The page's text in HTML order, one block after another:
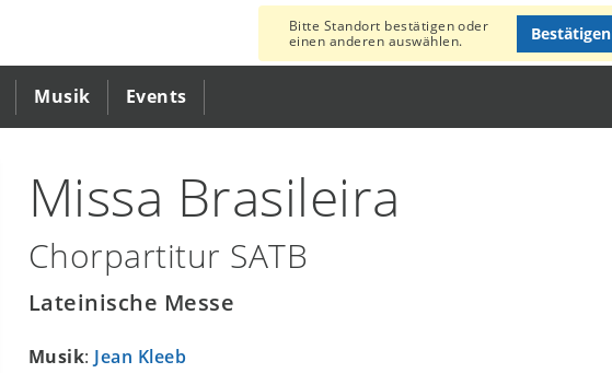
Musik Events
Bitte Standort bestätigen oder
einen anderen auswählen.
Bestätigen
Missa Brasileira
Chorpartitur SATB
Lateinische Messe
Musik: Jean Kleeb